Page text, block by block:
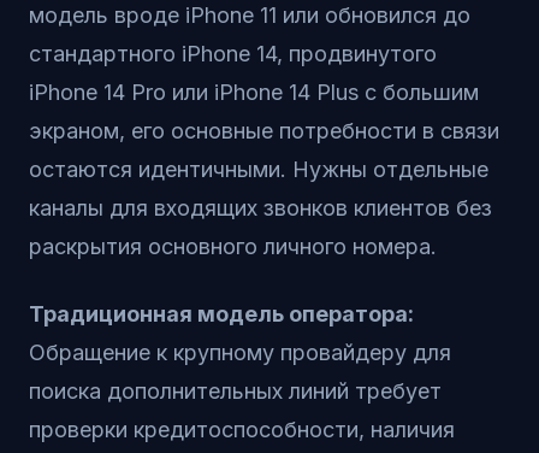
модель вроде iPhone 11 или обновился до
стандартного iPhone 14, продвинутого
iPhone 14 Pro или iPhone 14 Plus с большим
экраном, его основные потребности в связи
остаются идентичными. Нужны отдельные
каналы для входящих звонков клиентов без
раскрытия основного личного номера.
Традиционная модель оператора:
Обращение к крупному провайдеру для
поиска дополнительных линий требует
проверки кредитоспособности, наличия